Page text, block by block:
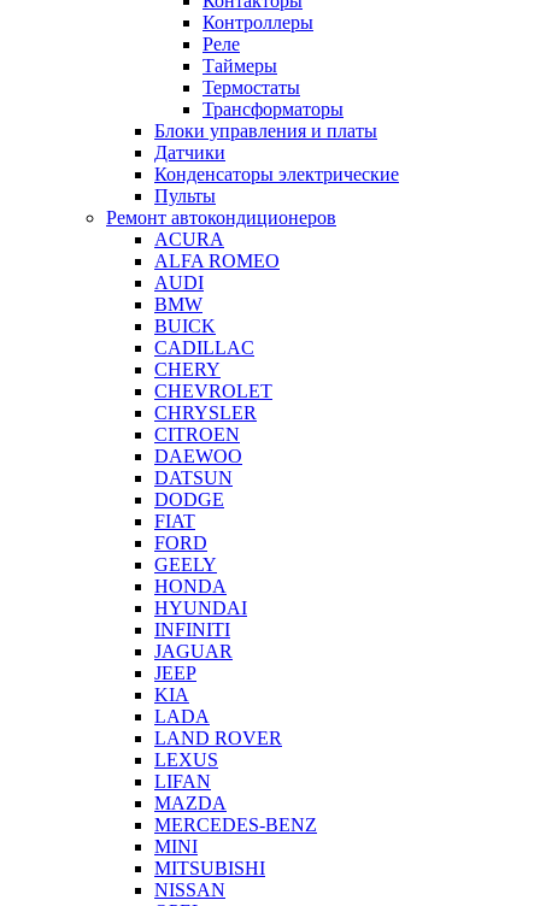
Контроллеры
Реле
Таймеры
Термостаты
Трансформаторы
Блоки управления и платы
Датчики
Конденсаторы электрические
Пульты
Ремонт автокондиционеров
ACURA
ALFA ROMEO
AUDI
BMW
BUICK
CADILLAC
CHERY
CHEVROLET
CHRYSLER
CITROEN
DAEWOO
DATSUN
DODGE
FIAT
FORD
GEELY
HONDA
HYUNDAI
INFINITI
JAGUAR
JEEP
KIA
LADA
LAND ROVER
LEXUS
LIFAN
MAZDA
MERCEDES-BENZ
MINI
MITSUBISHI
NISSAN